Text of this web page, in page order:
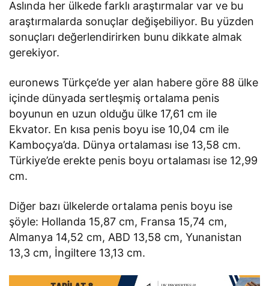
Aslında her ülkede farklı araştırmalar var ve bu
araştırmalarda sonuçlar değişebiliyor. Bu yüzden
sonuçları değerlendirirken bunu dikkate almak
gerekiyor.
euronews Türkçe’de yer alan habere göre 88 ülke
içinde dünyada sertleşmiş ortalama penis
boyunun en uzun olduğu ülke 17,61 cm ile
Ekvator. En kısa penis boyu ise 10,04 cm ile
Kamboçya’da. Dünya ortalaması ise 13,58 cm.
Türkiye’de erekte penis boyu ortalaması ise 12,99
cm.
Diğer bazı ülkelerde ortalama penis boyu ise
şöyle: Hollanda 15,87 cm, Fransa 15,74 cm,
Almanya 14,52 cm, ABD 13,58 cm, Yunanistan
13,3 cm, İngiltere 13,13 cm.